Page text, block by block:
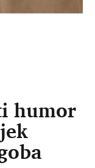
humor